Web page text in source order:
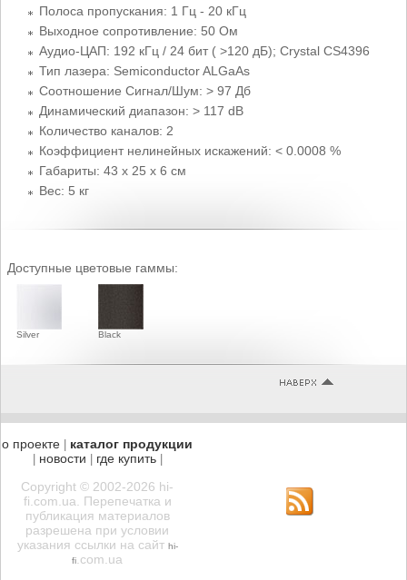
Полоса пропускания: 1 Гц - 20 кГц
Выходное сопротивление: 50 Ом
Аудио-ЦАП: 192 кГц / 24 бит ( >120 дБ); Crystal CS4396
Тип лазера: Semiconductor ALGaAs
Соотношение Сигнал/Шум: > 97 Дб
Динамический диапазон: > 117 dB
Количество каналов: 2
Коэффициент нелинейных искажений: < 0.0008 %
Габариты: 43 x 25 x 6 см
Вес: 5 кг
Доступные цветовые гаммы:
Silver Black
о проекте каталог продукции
новости где купить|
Copyright © 2002-2026 hi-
fi.com.ua. Перепечатка и
публикация материалов
разрешена при условии
указания ссылки на сайт hi-
fi .com.ua